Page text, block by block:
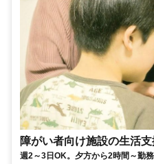
障がい者向け施設の生活
週2～3日OK。夕方から2時間～勤